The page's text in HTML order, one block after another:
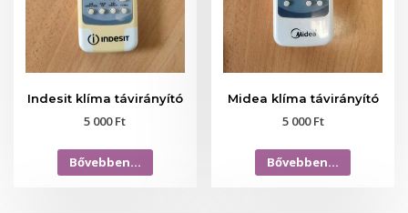
Indesit klíma távirányító
5 000Ft
Bővebben…
Midea klíma távirányító
5 000Ft
Bővebben…